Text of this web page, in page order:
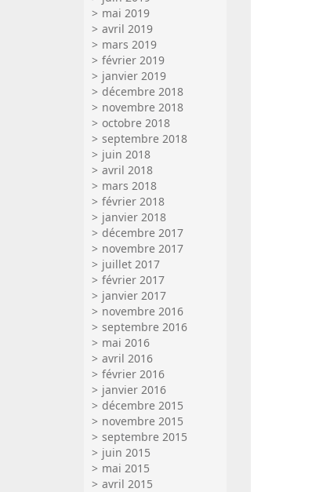
mai 2019
avril 2019
mars 2019
février 2019
janvier 2019
décembre 2018
novembre 2018
octobre 2018
septembre 2018
juin 2018
avril 2018
mars 2018
février 2018
janvier 2018
décembre 2017
novembre 2017
juillet 2017
février 2017
janvier 2017
novembre 2016
septembre 2016
mai 2016
avril 2016
février 2016
janvier 2016
décembre 2015
novembre 2015
septembre 2015
juin 2015
mai 2015
avril 2015